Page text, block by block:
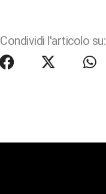
Condividi l'articolo su: